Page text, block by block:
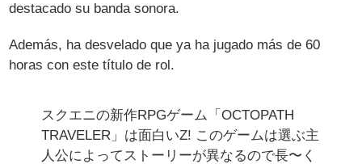
destacado su banda sonora.
Además, ha desvelado que ya ha jugado más de 60
horas con este título de rol.
スクエニの新作RPGゲーム「OCTOPATH
TRAVELER」は面白いZ! このゲームは選ぶ主
人公によってストーリーが異なるので長〜く